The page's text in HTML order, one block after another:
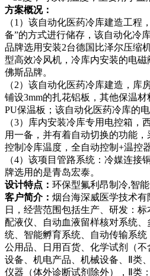
方案概况：
（1）该自动化医药冷库建造工程
备”的方式进行储存，该自动化冷
品牌选用安装2台德国比泽尔压缩
型高效冷风机，冷库内安装的电
佛斯品牌。
（2）该自动化医药冷库建造，库
铺设3mm的扎花铝板，其他保温
PU保温板；该自动化医药冷库的电
（3）库内安装冷库专用电控箱，
用一备，并有着自动切换的功能
控制冷库温度，全自动控制+温控
（4）该项目管路系统：冷媒连接
牌选用的是青岛宏泰。
设计特点： 环保型氟利昂制冷,智
客户简介： 烟台海深威医学技术有
日，经营范围包括生产、研发：标
配液仪、自动血液留样核对系统
统、智能孵育系统、自动传输系
公用品、日用百货、化学试剂（
设备、机电产品、机械设备、Ⅱ类
仪器（体外诊断试剂除外），Ⅱ类